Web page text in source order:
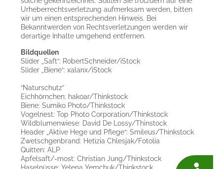
Urheberrechtsverletzung aufmerksam werden, bitten
wir um einen entsprechenden Hinweis. Bei
Bekanntwerden von Rechtsverletzungen werden wir
derartige Inhalte umgehend entfernen.
Bildquellen
Slider „Saft“: RobertSchneider/iStock
Slider „Biene“: xalanx/iStock
“Naturschutz”
Eichhörnchen: hakoar/Thinkstock
Biene: Sumiko Photo/Thinkstock
Vogelnest: Top Photo Corporation/Thinkstock
Wildblumenwiese: David De Lossy/Thinstock
Header „Aktive Hege und Pflege“: Smileus/Thinkstock
Zwetschgenbrand: Hetizia Chlesjak/Fotolia
Quitten: ALP
Apfelsaft/-most: Christian Jung/Thinkstock
Haselnüsse: Yelena Yemchuk/Thinkstock